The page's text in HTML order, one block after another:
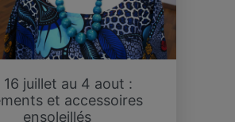
16 juillet au 4 aout :
et accessoires
ensoleillés